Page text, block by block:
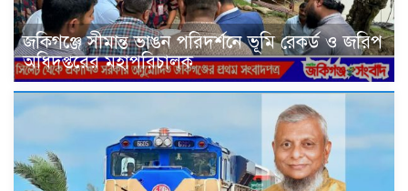
জকিগঞ্জে সীমান্ত ভাঙন পরিদর্শনে ভূমি রেকর্ড ও জরিপ
অধিদপ্তরের মহাপরিচালক